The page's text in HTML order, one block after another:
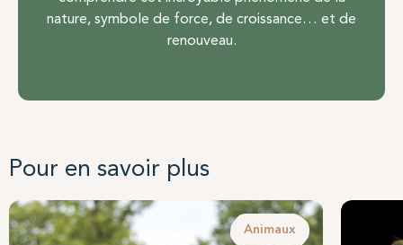
nature, symbole de force, de croissance… et de
renouveau.
Pour en savoir plus
Animaux